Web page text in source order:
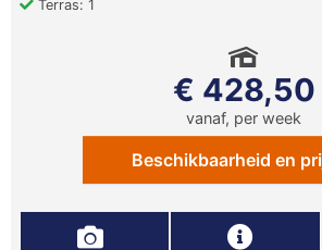
Terras: 1
€ 428,50
vanaf, per week
Beschikbaarheid en